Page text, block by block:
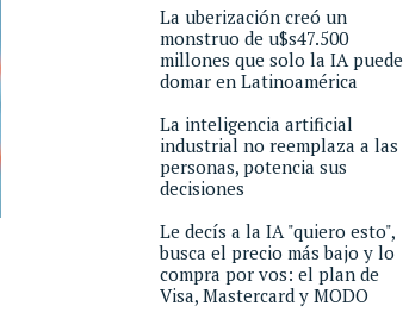
La uberización creó un
monstruo de u$s47.500
millones que solo la IA puede
domar en Latinoamérica
La inteligencia artificial
industrial no reemplaza a las
personas, potencia sus
decisiones
Le decís a la IA "quiero esto",
busca el precio más bajo y lo
compra por vos: el plan de
Visa, Mastercard y MODO